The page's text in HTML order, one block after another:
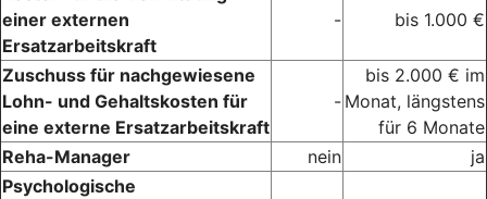
einer externen
Ersatzarbeitskraft
- bis 1.000 €
Zuschuss für nachgewiesene
Lohn- und Gehaltskosten für
eine externe Ersatzarbeitskraft
-
bis 2.000 € im
Monat, längstens
für 6 Monate
Reha-Manager
nein
ja
Psychologische